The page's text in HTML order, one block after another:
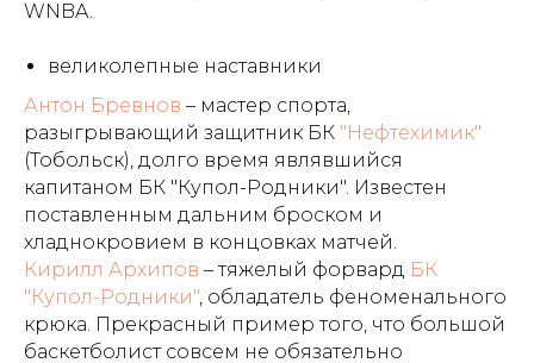
WNBA.
великолепные наставники
Антон Бревнов – мастер спорта,
разыгрывающий защитник БК "Нефтехимик"
(Тобольск), долго время являвшийся
капитаном БК "Купол-Родники". Известен
поставленным дальним броском и
хладнокровием в концовках матчей.
Кирилл Архипов – тяжелый форвард БК
"Купол-Родники", обладатель феноменального
крюка. Прекрасный пример того, что большой
баскетболист совсем не обязательно